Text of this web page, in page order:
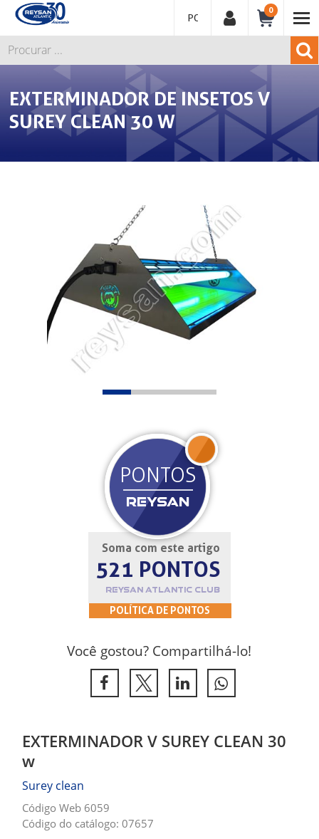
PORTUGUÊS
0
EXTERMINADOR DE INSETOS V
SUREY CLEAN 30 W
Soma com este artigo
521 PONTOS
REYSAN ATLANTIC CLUB
POLÍTICA DE PONTOS
PONTOS
REYSAN
JOIN
Você gostou? Compartilhá-lo!
EXTERMINADOR V SUREY CLEAN 30
w
Surey clean
Código Web 6059
Código do catálogo: 07657